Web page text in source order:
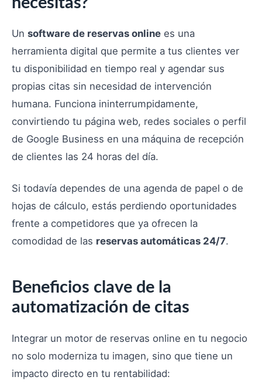
Un software de reservas online es una
herramienta digital que permite a tus clientes ver
tu disponibilidad en tiempo real y agendar sus
propias citas sin necesidad de intervención
humana. Funciona ininterrumpidamente,
convirtiendo tu página web, redes sociales o perfil
de Google Business en una máquina de recepción
de clientes las 24 horas del día.
Si todavía dependes de una agenda de papel o de
hojas de cálculo, estás perdiendo oportunidades
frente a competidores que ya ofrecen la
comodidad de las reservas automáticas 24/7.
Beneficios clave de la
automatización de citas
Integrar un motor de reservas online en tu negocio
no solo moderniza tu imagen, sino que tiene un
impacto directo en tu rentabilidad: